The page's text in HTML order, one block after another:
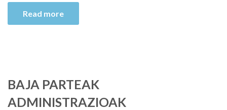
Read more
BAJA PARTEAK
ADMINISTRAZIOAK